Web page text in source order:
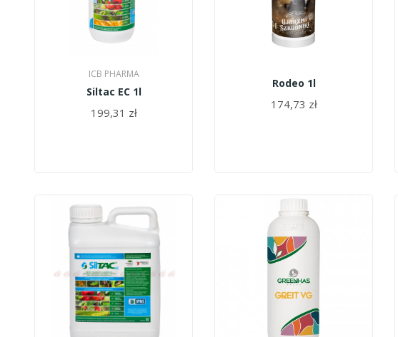
ICB PHARMA
Siltac EC 1l
199,31 zł
Rodeo 1l
174,73 zł